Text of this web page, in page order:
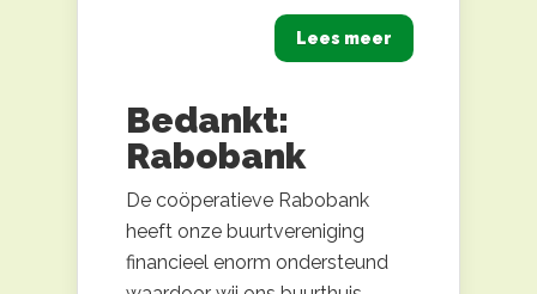
Lees meer
Bedankt:
Rabobank
De coöperatieve Rabobank
heeft onze buurtvereniging
financieel enorm ondersteund